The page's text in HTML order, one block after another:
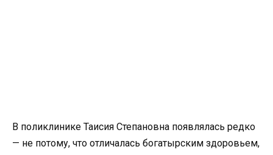
В поликлинике Таисия Степановна появлялась редко
— не потому, что отличалась богатырским здоровьем,